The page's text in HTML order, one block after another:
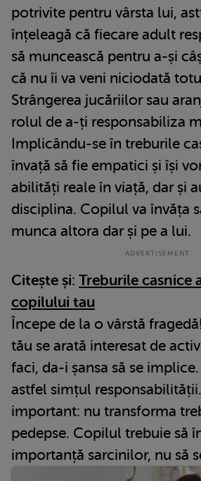
potrivite pentru vârsta lui,
înțeleagă că fiecare adult
să muncească pentru a-și
că nu îi va veni niciodată
Strângerea jucăriilor sau
rolul de a-ți responsabiliza
Implicându-se în treburile
învață să fie empatici și își
abilități reale în viață, dar și
disciplina. Copilul va învăța
munca altora dar și pe a lui.
Citește și: Treburile casnice
copilului tau
Începe de la o vârstă
tău se arată interesat de
faci, da-i șansa să se
astfel simțul
important: nu transforma
pedepse. Copilul trebuie să
importanță sarcinilor, nu să